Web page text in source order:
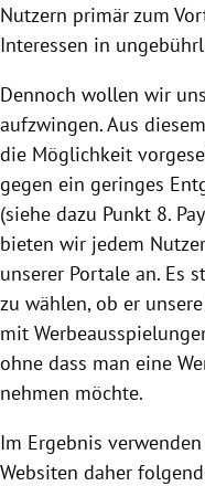
Nutzern primär zum
Interessen in
Dennoch wollen wir
aufzwingen. Aus
die Möglichkeit
gegen ein geringes
(siehe dazu Punkt 8.
bieten wir jedem
unserer Portale an. Es
zu wählen, ob er
mit
ohne dass man eine
nehmen möchte.
Im Ergebnis
Websiten daher